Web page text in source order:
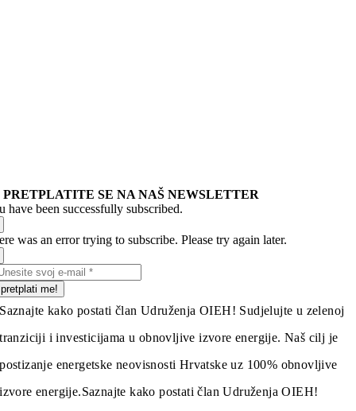
PRETPLATITE SE NA NAŠ NEWSLETTER
have been successfully subscribed.
was an error trying to subscribe. Please try again later.
pretplati me!
Saznajte kako postati član Udruženja OIEH! Sudjelujte u zelenoj
tranziciji i investicijama u obnovljive izvore energije. Naš cilj je
postizanje energetske neovisnosti Hrvatske uz 100% obnovljive
izvore energije.Saznajte kako postati član Udruženja OIEH!